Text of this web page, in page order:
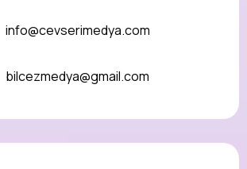
info@cevserimedya.com
bilcezmedya@gmail.com